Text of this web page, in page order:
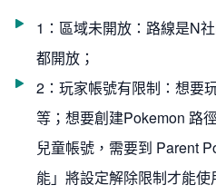
1：區域未開放：路線是N
都開放；
2：玩家帳號有限制：想要
等；想要創建Pokemon 路
兒童帳號，需要到 Parent
能」將設定解除限制才能使